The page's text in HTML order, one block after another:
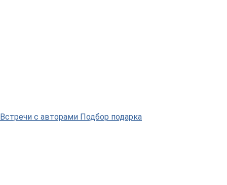
Встречи с авторами Подбор подарка